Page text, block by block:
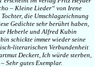
– Kleine Lieder“ von Irene
die Umschlagzeichnung
Gedichte sehr berührt haben,
Heberle und Alfred Kubin
schickte immer wie­der seine
literarischen Verbundenheit
Deckert, Ich würde sterben,
Sehr gutes Exemplar.